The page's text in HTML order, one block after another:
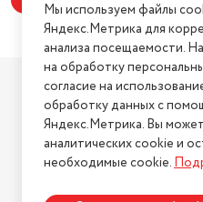
О
Мы используем файлы
Яндекс.Метрика для
анализа посещаемости.
на обработку
согласие на
обработку данных с
Яндекс.Метрика. Вы
аналитических cookie и
необходимые cookie.